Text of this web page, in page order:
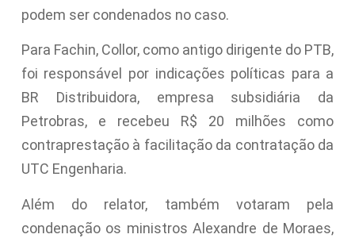
podem ser condenados no caso.
Para Fachin, Collor, como antigo dirigente do PTB,
foi responsável por indicações políticas para a
BR Distribuidora, empresa subsidiária da
Petrobras, e recebeu R$ 20 milhões como
contraprestação à facilitação da contratação da
UTC Engenharia.
Além do relator, também votaram pela
condenação os ministros Alexandre de Moraes,